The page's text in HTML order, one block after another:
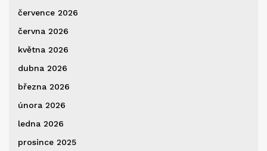
července 2026
června 2026
května 2026
dubna 2026
března 2026
února 2026
ledna 2026
prosince 2025